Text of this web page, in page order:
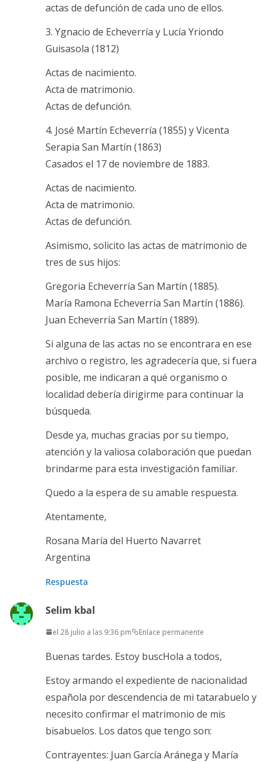
actas de defunción de cada uno de ellos.
3. Ygnacio de Echeverría y Lucía Yriondo
Guisasola (1812)
Actas de nacimiento.
Acta de matrimonio.
Actas de defunción.
4. José Martín Echeverría (1855) y Vicenta
Serapia San Martín (1863)
Casados el 17 de noviembre de 1883.
Actas de nacimiento.
Acta de matrimonio.
Actas de defunción.
Asimismo, solicito las actas de matrimonio de
tres de sus hijos:
Gregoria Echeverría San Martín (1885).
María Ramona Echeverría San Martín (1886).
Juan Echeverría San Martín (1889).
Si alguna de las actas no se encontrara en ese
archivo o registro, les agradecería que, si fuera
posible, me indicaran a qué organismo o
localidad debería dirigirme para continuar la
búsqueda.
Desde ya, muchas gracias por su tiempo,
atención y la valiosa colaboración que puedan
brindarme para esta investigación familiar.
Quedo a la espera de su amable respuesta.
Atentamente,
Rosana María del Huerto Navarret
Argentina
Respuesta
Selim kbal
el 28 julio a las 9:36 pm Enlace permanente
Buenas tardes. Estoy buscHola a todos,
Estoy armando el expediente de nacionalidad
española por descendencia de mi tatarabuelo y
necesito confirmar el matrimonio de mis
bisabuelos. Los datos que tengo son:
Contrayentes: Juan García Aránega y María